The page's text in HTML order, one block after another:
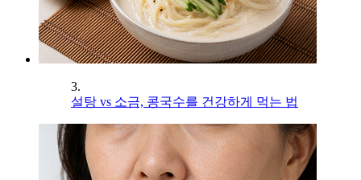
3.
설탕 vs 소금, 콩국수를 건강하게 먹는 법